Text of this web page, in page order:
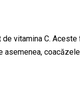
vitamina C.